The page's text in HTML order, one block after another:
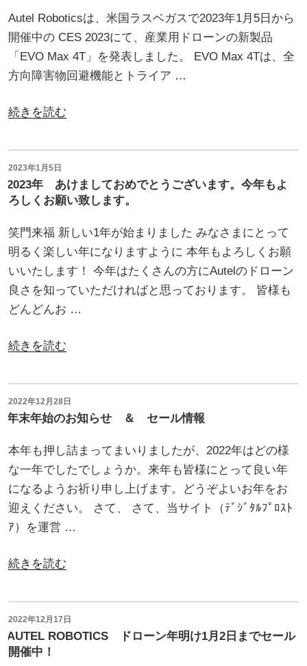
の
ご
紹
介！”
ド”
の
が
待
望
の
モ
ド
に
対
応
の
Autel Roboticsは、米国ラスベガスで2023年1月5日から
開催中の CES 2023にて、産業用ドローンの新製品
「EVO Max 4T」を発表しました。 EVO Max 4Tは、全
方向障害物回避機能とトライア …
“Autel
待
望
の
全
天
候
型
ド
ロ
ン
業
機
が
場！”
の
続きを読む
投
稿
日:
2023年1月5日
2023年 あけましておめでとうございます。今年もよ
ろしくお願い致します。
笑門来福 新しい1年が始まりました みなさまにとって
明るく楽しい年になりますように 本年もよろしくお願
いいたします！ 今年はたくさんの方にAutelのドローン
良さを知っていただければと思っております。 皆様も
どんどんお …
“2023
あ
け
ま
て
お
め
で
と
う
い
ま
す。
続きを読む
投
稿
2022年12月28日
年末年始のお知らせ ＆ セール情報
本年も押し詰まってまいりましたが、2022年はどの様
な一年でしたでしょうか。来年も皆様にとって良い年
になるようお祈り申し上げます。どうぞよいお年をお
迎えください。 さて、 さて、当サイト（ﾃﾞｼﾞﾀﾙﾌﾟﾛｽﾄ
ｱ）を運営 …
“年
年
始
の
お
続きを読む
投
稿
日:
2022年12月17日
AUTEL ROBOTICS ドローン年明け1月2日までセール
開催中！